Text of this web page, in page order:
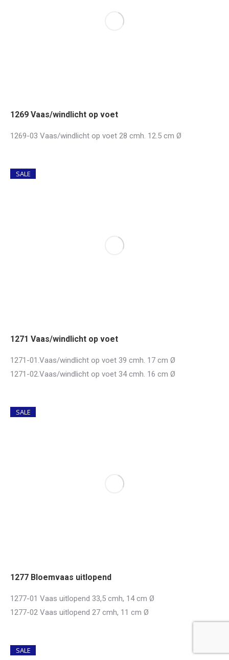
1269 Vaas/windlicht op voet
1269-03 Vaas/windlicht op voet 28 cmh. 12.5 cm Ø
SALE
1271 Vaas/windlicht op voet
1271-01.Vaas/windlicht op voet 39 cmh. 17 cm Ø
1271-02.Vaas/windlicht op voet 34 cmh. 16 cm Ø
SALE
1277 Bloemvaas uitlopend
1277-01 Vaas uitlopend 33,5 cmh, 14 cm Ø
1277-02 Vaas uitlopend 27 cmh, 11 cm Ø
SALE